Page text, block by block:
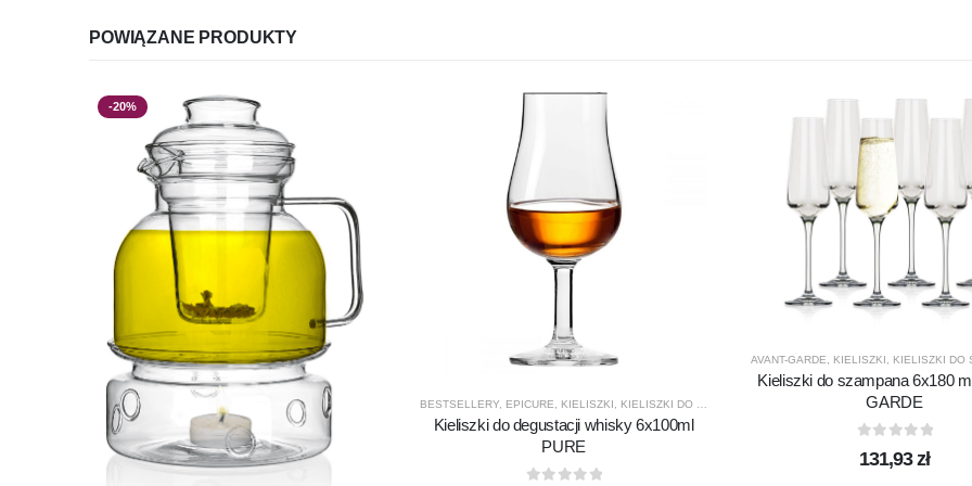
POWIĄZANE PRODUKTY
-20%
BESTSELLERY, EPICURE, KIELISZKI, KIELISZKI DO WHISKY PRODUCENCI ,
Kieliszki do degustacji whisky 6x100ml
PURE
AVANT-GARDE KIELISZKI KIELISZKI DO
Kieliszki do szampana 6x180
GARDE
131,93zł